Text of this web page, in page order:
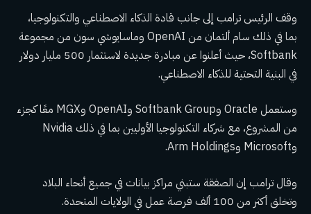
وقف الرئيس ترامب إلى جانب قادة الذكاء الاصطناعي والتكنولوجيا،
بما في ذلك سام ألتمان من OpenAI وماسايوشي سون من مجموعة
Softbank، حيث أعلنوا عن مبادرة جديدة لاستثمار 500 مليار دولار
في البنية التحتية للذكاء الاصطناعي.
وستعمل Oracle وSoftbank Group وOpenAI وMGX معًا كجزء
من المشروع، مع شركاء التكنولوجيا الأوليين بما في ذلك Nvidia
وMicrosoft وArm Holdings.
وقال ترامب إن الصفقة ستبني مراكز بيانات في جميع أنحاء البلاد
وتخلق أكثر من 100 ألف فرصة عمل في الولايات المتحدة.